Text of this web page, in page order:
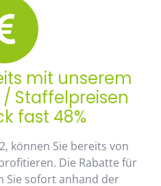
mit unserem
Staffelpreisen
fast 48%
können Sie bereits von
Die Rabatte für
Sie sofort anhand der